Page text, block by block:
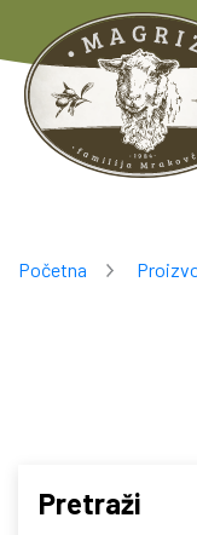
Početna
Pretraži